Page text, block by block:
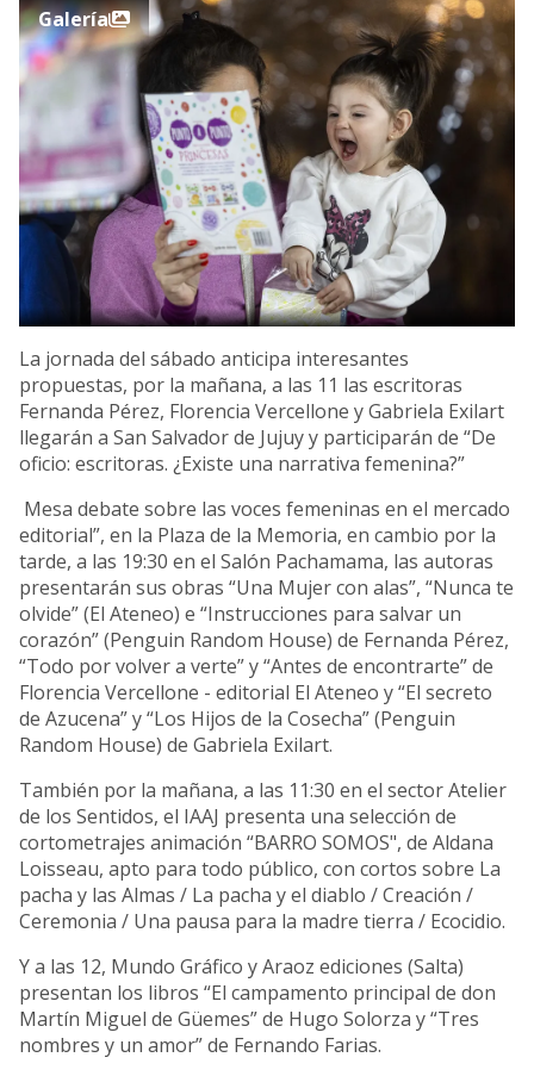
Galería
La jornada del sábado anticipa interesantes
propuestas, por la mañana, a las 11 las escritoras
Fernanda Pérez, Florencia Vercellone y Gabriela Exilart
llegarán a San Salvador de Jujuy y participarán de “De
oficio: escritoras. ¿Existe una narrativa femenina?”
Mesa debate sobre las voces femeninas en el mercado
editorial”, en la Plaza de la Memoria, en cambio por la
tarde, a las 19:30 en el Salón Pachamama, las autoras
presentarán sus obras “Una Mujer con alas”, “Nunca te
olvide” (El Ateneo) e “Instrucciones para salvar un
corazón” (Penguin Random House) de Fernanda Pérez,
“Todo por volver a verte” y “Antes de encontrarte” de
Florencia Vercellone - editorial El Ateneo y “El secreto
de Azucena” y “Los Hijos de la Cosecha” (Penguin
Random House) de Gabriela Exilart.
También por la mañana, a las 11:30 en el sector Atelier
de los Sentidos, el IAAJ presenta una selección de
cortometrajes animación “BARRO SOMOS", de Aldana
Loisseau, apto para todo público, con cortos sobre La
pacha y las Almas / La pacha y el diablo / Creación /
Ceremonia / Una pausa para la madre tierra / Ecocidio.
Y a las 12, Mundo Gráfico y Araoz ediciones (Salta)
presentan los libros “El campamento principal de don
Martín Miguel de Güemes” de Hugo Solorza y “Tres
nombres y un amor” de Fernando Farias.